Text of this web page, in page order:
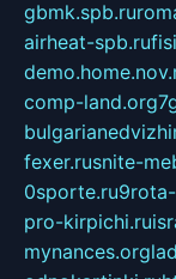
gbmk.spb.ru
airheat-spb.ru
comp-land.org
fexer.rusnite-
0sporte.ru
pro-kirpichi.ru
mynances.org